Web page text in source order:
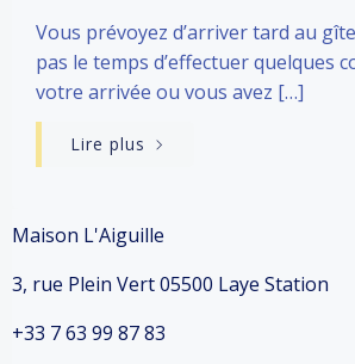
Vous prévoyez d’arriver tard au
pas le temps d’effectuer quelques
votre arrivée ou vous avez […]
Lire plus
Maison L'Aiguille
3, rue Plein Vert 05500 Laye Station
+33 7 63 99 87 83